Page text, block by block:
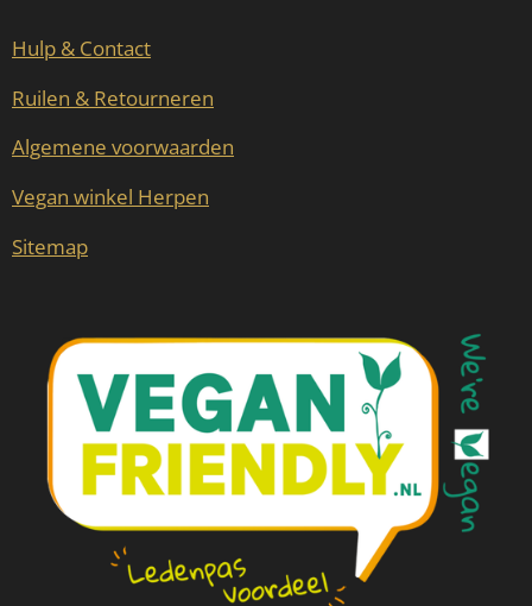
Hulp & Contact
Ruilen & Retourneren
Algemene voorwaarden
Vegan winkel Herpen
Sitemap